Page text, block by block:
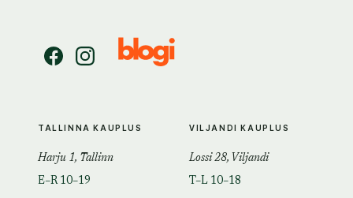
TALLINNA KAUPLUS
Harju 1, Tallinn
E–R 10–19
VILJANDI KAUPLUS
Lossi 28, Viljandi
T–L 10–18